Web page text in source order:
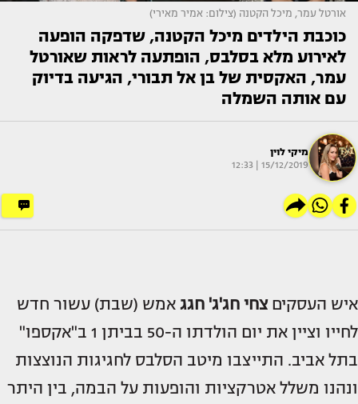
אורטל עמר, מיכל הקטנה (צילום: אמיר מאירי)
כוכבת הילדים מיכל הקטנה, שדפקה הופעה
לאירוע מלא בסלבס, הופתעה לראות שאורטל
עמר, האקסית של בן אל תבורי, הגיעה בדיוק
עם אותה השמלה
מיקי לוין
15/12/2019 | 12:33
איש העסקיםצחי חג'ג' חגג אמש (שבת) עשור חדש
לחייו וציין את יום הולדתו ה-50 בביתן 1 ב"אקספו"
בתל אביב. התייצבו מיטב הסלבס לחגיגות הנוצצות
ונהנו משלל אטרקציות והופעות על הבמה, בין היתר